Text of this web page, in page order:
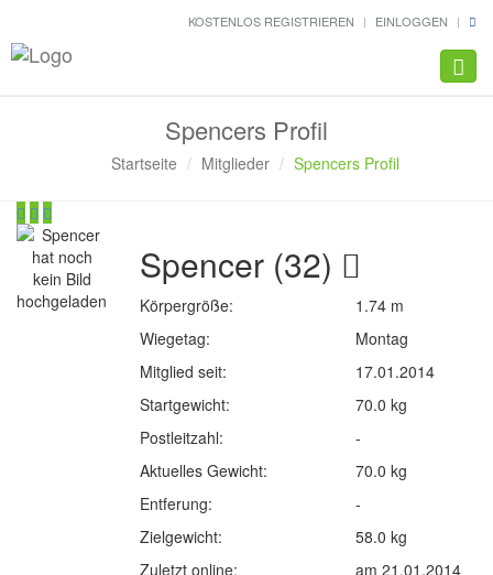
KOSTENLOS REGISTRIEREN EINLOGGEN
Spencers Profil
Startseite Mitglieder Spencers Profil
Spencer (32)
Körpergröße:
1.74 m
Wiegetag:
Montag
Mitglied seit:
17.01.2014
Startgewicht:
70.0 kg
Postleitzahl:
-
Aktuelles Gewicht:
70.0 kg
Entferung:
-
Zielgewicht:
58.0 kg
Zuletzt online:
am 21.01.2014